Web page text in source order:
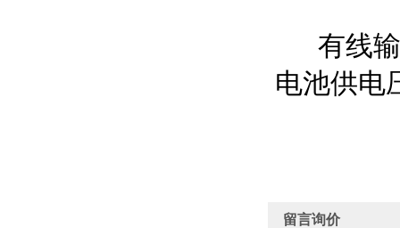
有线
电池供电
留言询价